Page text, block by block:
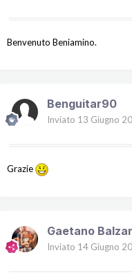
Benvenuto Beniamino.
Benguitar90
Inviato 13 Giugno
Grazie
Gaetano
Inviato 14 Giugno